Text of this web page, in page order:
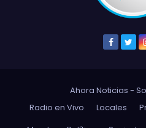
Ahora Noticias -
Radio en Vivo
Locales